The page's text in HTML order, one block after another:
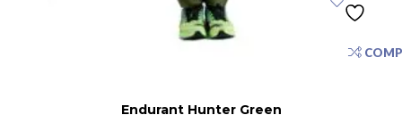
Endurant Hunter Green